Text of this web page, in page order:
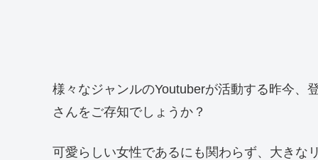
様々なジャンルのYoutuberが活動する昨今、
さんをご存知でしょうか？
可愛らしい女性であるにも関わらず、大きな